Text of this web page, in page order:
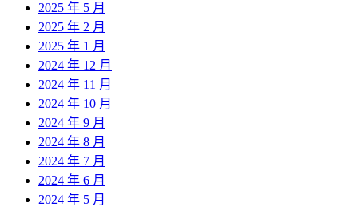
2025 年 5 月
2025 年 2 月
2025 年 1 月
2024 年 12 月
2024 年 11 月
2024 年 10 月
2024 年 9 月
2024 年 8 月
2024 年 7 月
2024 年 6 月
2024 年 5 月